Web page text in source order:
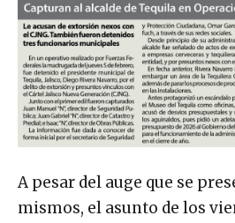
A pesar del auge que se
mismos, el asunto de los